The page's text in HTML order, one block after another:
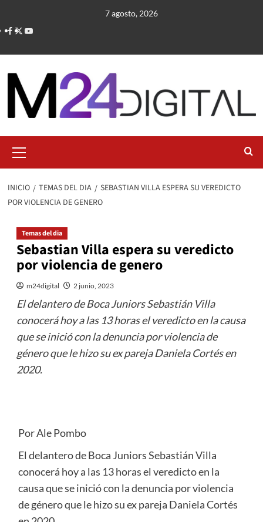
contenido
7 agosto, 2026
primario
INICIO TEMAS DEL DIA
SEBASTIAN VILLA ESPERA SU VEREDICTO
POR VIOLENCIA DE GENERO
Temas del dia
Sebastian Villa espera su veredicto
por violencia de genero
m24digital 2 junio, 2023
El delantero de Boca Juniors Sebastián Villa
conocerá hoy a las 13 horas el veredicto en la causa
que se inició con la denuncia por violencia de
género que le hizo su ex pareja Daniela Cortés en
2020.
Por Ale Pombo
El delantero de Boca Juniors Sebastián Villa
conocerá hoy a las 13 horas el veredicto en la
causa que se inició con la denuncia por violencia
de género que le hizo su ex pareja Daniela Cortés